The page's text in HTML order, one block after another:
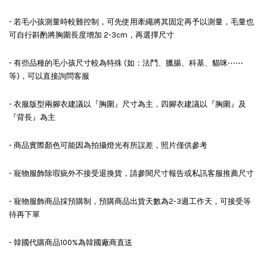
- 若毛小孩測量時較難控制，可先使用牽繩將其固定再予以測量，毛量也
可自行斟酌將胸圍長度增加 2-3cm，再選擇尺寸
- 有些品種的毛小孩尺寸較為特殊 (如：法鬥、臘腸、科基、貓咪⋯⋯
等)，可以直接詢問客服
- 衣服版型兩腳衣建議以『胸圍』尺寸為主，四腳衣建議以『胸圍』及
『背長』為主
- 商品實際顏色可能因為拍攝燈光有所誤差，照片僅供參考
- 寵物服飾除瑕疵外不接受退換貨，請參閱尺寸報告或私訊客服推薦尺寸
- 寵物服飾商品採預購制，預購商品出貨天數為2-3週工作天，可接受等
待再下單
- 韓國代購商品100%為韓國廠商直送